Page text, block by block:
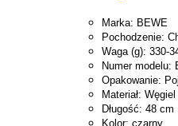
Marka: BEWE
Pochodzenie:
Waga (g): 330-
Numer modelu:
Opakowanie:
Materiał:
Długość: 48 cm
Kolor: czarny